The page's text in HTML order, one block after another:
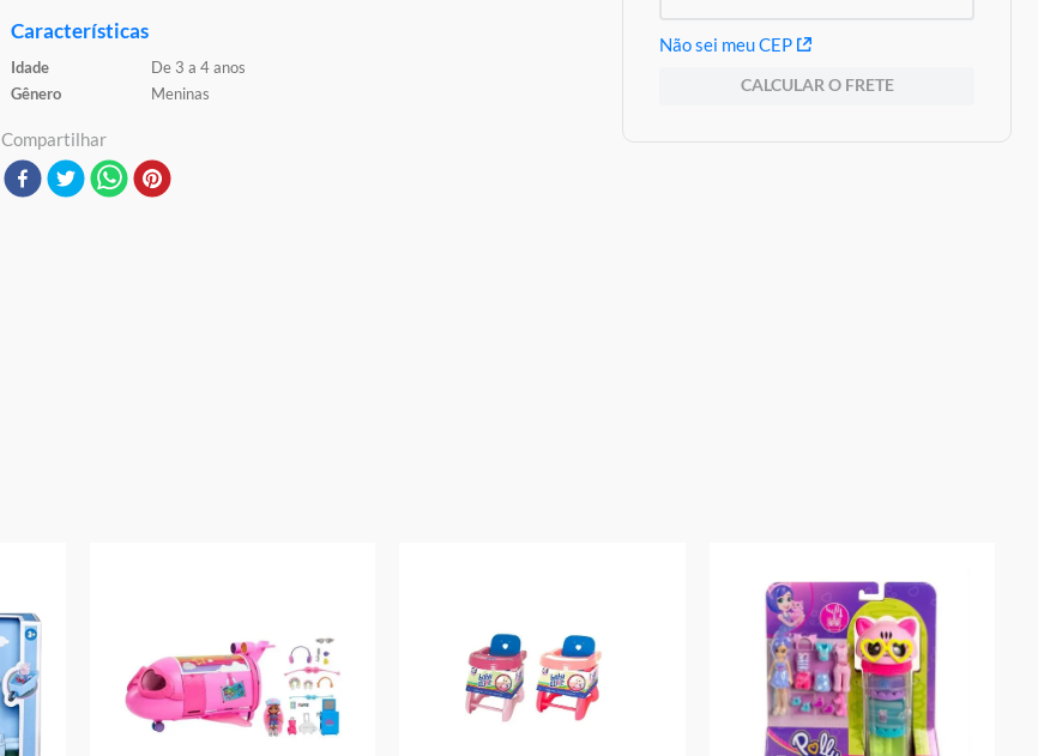
certificação de produtos)
Características:
Material/Composição: Plástico
Ref: SL312
Marca: BBR
Modelo: Beads Jewelry
Características
Idade
De 3 a 4 anos
Gênero
Meninas
Compartilhar
Não sei meu CEP
CALCULAR O FRETE